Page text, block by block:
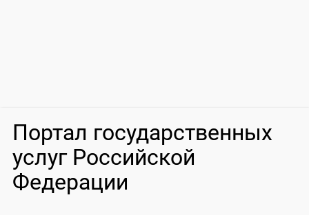
Портал государственных
услуг Российской
Федерации